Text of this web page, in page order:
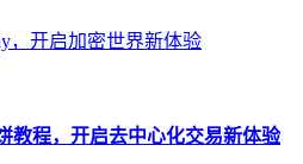
，开启加密世界新体验
教程，开启去中心化交易新体验